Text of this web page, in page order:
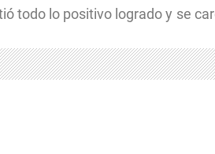
todo lo positivo logrado y se